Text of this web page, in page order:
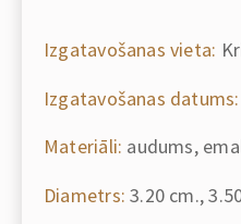
Izgatavošanas vieta:
Izgatavošanas datums:
Materiāli: audums,
Diametrs: 3.20 cm.,